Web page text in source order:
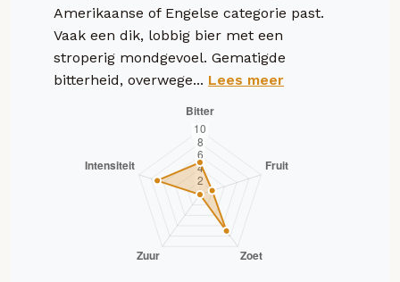
Amerikaanse of Engelse categorie past.
Vaak een dik, lobbig bier met een
stroperig mondgevoel. Gematigde
bitterheid, overwege... Lees meer